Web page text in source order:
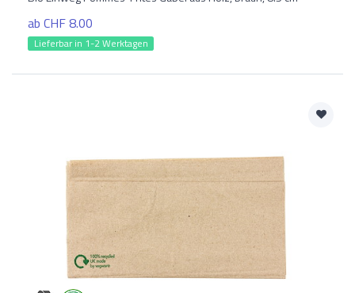
ab CHF 8.00
Lieferbar in 1-2 Werktagen